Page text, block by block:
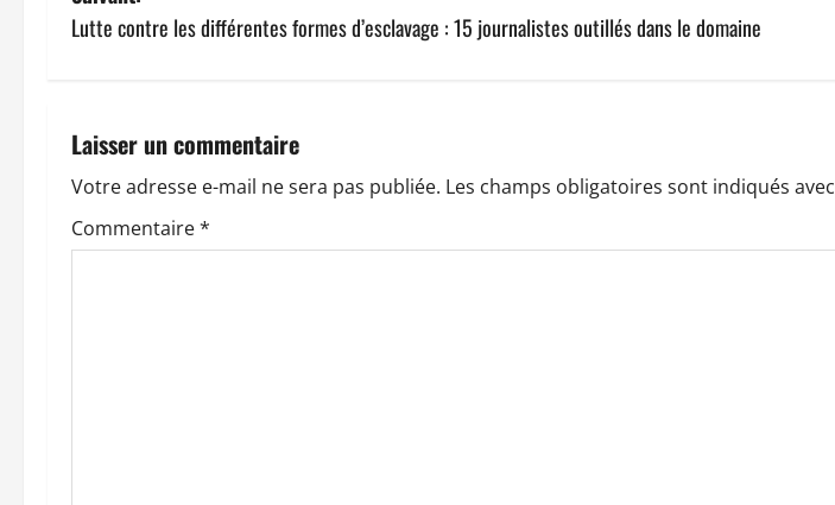
v
g
a
t
Lutte contre les différentes formes d’esclavage : 15 journalistes outillés dans le domaine
Laisser un commentaire
Votre adresse e-mail ne sera pas publiée. Les champs obligatoires sont indiqués avec
Commentaire*